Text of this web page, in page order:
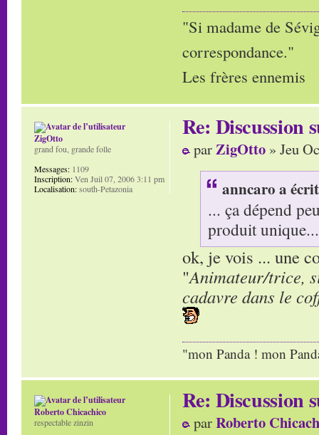
"Si madame de
correspondance."
Les frères ennemis
Re: Discussion
parZigOtto » Jeu
anncaro a
... ça dépend
produit unique...
ok, je vois ... une
"Animateur/trice,
cadavre dans le
"mon Panda ! mon
ZigOtto
grand fou, grande folle
Messages: 1109
Inscription:Ven Juil 07, 2006 3:11 pm
Localisation:south-Petazonia
Re: Discussion
parRoberto
Roberto Chicachico
respectable zinzin